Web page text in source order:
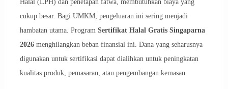
Halal (LPH) dan penetapan fatwa, membutuhkan biaya yang
cukup besar. Bagi UMKM, pengeluaran ini sering menjadi
hambatan utama. Program Sertifikat Halal Gratis Singaparna
2026menghilangkan beban finansial ini. Dana yang seharusnya
digunakan untuk sertifikasi dapat dialihkan untuk peningkatan
kualitas produk, pemasaran, atau pengembangan kemasan.